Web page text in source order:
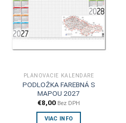
PLÁNOVACIE KALENDÁRE
PODLOŽKA FAREBNÁ S
MAPOU 2027
€8,00 Bez DPH
VIAC INFO